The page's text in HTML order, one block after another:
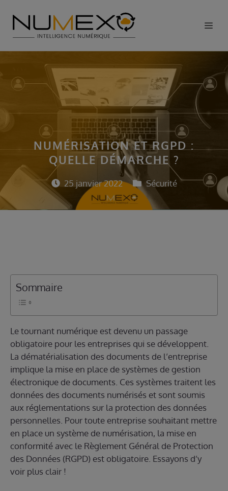
contenu
NUMÉRISATION ET RGPD :
QUELLE DÉMARCHE ?
25 janvier 2022 Sécurité
Sommaire
Le tournant numérique est devenu un passage
obligatoire pour les entreprises qui se développent.
La dématérialisation des documents de l’entreprise
implique la mise en place de systèmes de gestion
électronique de documents. Ces systèmes traitent les
données des documents numérisés et sont soumis
aux réglementations sur la protection des données
personnelles. Pour toute entreprise souhaitant mettre
en place un système de numérisation, la mise en
conformité avec le Règlement Général de Protection
des Données (RGPD) est obligatoire. Essayons d’y
voir plus clair !